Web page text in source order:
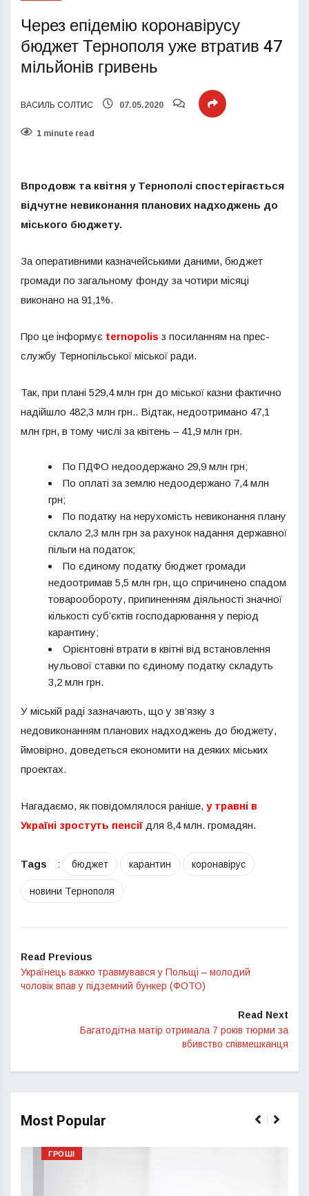
Через епідемію коронавірусу
бюджет Тернополя уже втратив 47
мільйонів гривень
ВАСИЛЬ СОЛТИС 07.05.2020
1 minute read
Впродовж та квітня у Тернополі спостерігається
відчутне невиконання планових надходжень до
міського бюджету.
За оперативними казначейськими даними, бюджет
громади по загальному фонду за чотири місяці
виконано на 91,1%.
Про це інформує ternopolis з посиланням на прес-
службу Тернопільської міської ради.
Так, при плані 529,4 млн грн до міської казни фактично
надійшло 482,3 млн грн.. Відтак, недоотримано 47,1
млн грн, в тому числі за квітень – 41,9 млн грн.
По ПДФО недоодержано 29,9 млн грн;
По оплаті за землю недоодержано 7,4 млн
грн;
По податку на нерухомість невиконання плану
склало 2,3 млн грн за рахунок надання державної
пільги на податок;
По єдиному податку бюджет громади
недоотримав 5,5 млн грн, що спричинено спадом
товарообороту, припиненням діяльності значної
кількості суб’єктів господарювання у період
карантину;
Орієнтовні втрати в квітні від встановлення
нульової ставки по єдиному податку складуть
3,2 млн грн.
У міській раді зазначають, що у зв’язку з
недовиконанням планових надходжень до бюджету,
ймовірно, доведеться економити на деяких міських
проектах.
Нагадаємо, як повідомлялося раніше, у травні в
Україні зростуть пенсії для 8,4 млн. громадян.
Tags : бюджет карантин коронавірус
новини Тернополя
Read Previous
Українець важко травмувався у Польщі – молодий
чоловік впав у підземний бункер (ФОТО)
Read Next
Багатодітна матір отримала 7 років тюрми за
вбивство співмешканця
Most Popular
ГРОШІ